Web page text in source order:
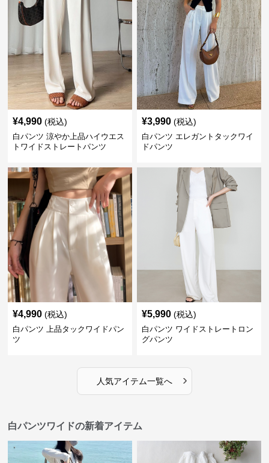
¥4,990 (税込)
白パンツ 涼やか上品ハイウエス
トワイドストレートパンツ
¥3,990 (税込)
白パンツ エレガントタックワイ
ドパンツ
¥4,990 (税込)
白パンツ 上品タックワイドパン
ツ
¥5,990 (税込)
白パンツ ワイドストレートロン
グパンツ
人気アイテム一覧へ ›
白パンツワイドの新着アイテム